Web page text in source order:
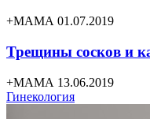
+МАМА 01.07.2019
Трещины сосков и
+МАМА 13.06.2019
Гинекология